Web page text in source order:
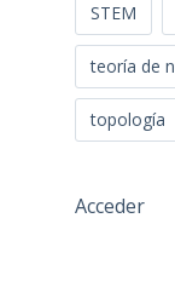
STEM
teoría de
topología
Acceder